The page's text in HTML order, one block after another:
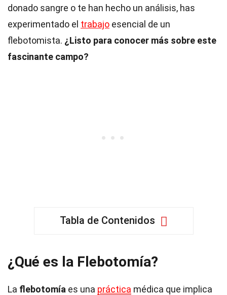
donado sangre o te han hecho un análisis, has
experimentado el trabajo esencial de un
flebotomista. ¿Listo para conocer más sobre este
fascinante campo?
Tabla de Contenidos
¿Qué es la Flebotomía?
La flebotomía es una práctica médica que implica